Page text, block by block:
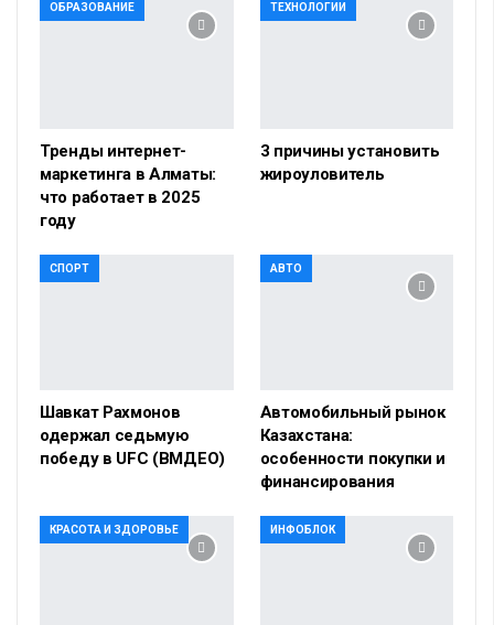
ОБРАЗОВАНИЕ
Тренды интернет-
маркетинга в Алматы:
что работает в 2025
году
ТЕХНОЛОГИИ
3 причины установить
жироуловитель
СПОРТ
Шавкат Рахмонов
одержал седьмую
победу в UFC (ВМДЕО)
АВТО
Автомобильный рынок
Казахстана:
особенности покупки и
финансирования
КРАСОТА И ЗДОРОВЬЕ ИНФОБЛОК